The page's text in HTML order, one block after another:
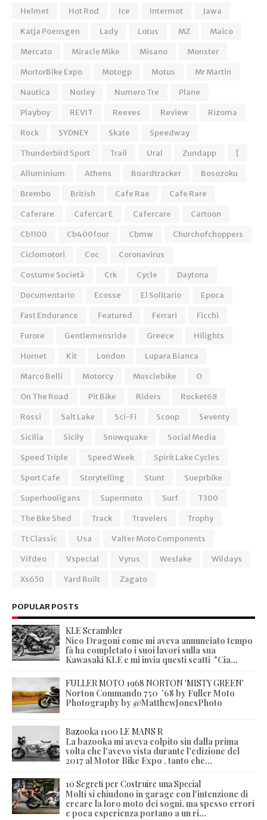
Helmet Hot Rod Ice Intermot
Jawa
Katja Poensgen
Lady Lotus MZ
Maico
Mercato
Miracle Mike Misano
Monster
MortorBike Expo
Motogp Motus
Mr Martin
Nautica
Norley Numero Tre
Plane
Playboy
REVIT Reeves Review
Rizoma
Rock
SYDNEY Skate
Speedway
Thunderbird Sport
Trail Ural Zundapp
[
Alluminium
Athens Boardtracker
Bosozoku
Brembo
British Cafe Rae
Cafe Rare
Caferare
Cafercar E Cafercare
Cartoon
Cb1100
Cb400four Cbmw
Churchofchoppers
Ciclomotori
Coc
Coronavirus
Costume Società
Crk Cycle
Daytona
Documentario
Ecosse El Solitario
Epoca
Fast Endurance
Featured Ferrari
Ficchi
Furore
Gentlemensride Greece
Hilights
Hornet
Kit London
Lupara Bianca
Marco Belli
Motorcy Musclebike
O
On The Road
Pit Bike Riders
Rocket68
Rossi
Salt Lake Sci-Fi Scoop
Seventy
Sicilia
Sicily Snowquake
Social Media
Speed Triple
Speed Week
Spirit Lake Cycles
Sport Cafe
Storytelling Stunt
Sueprbike
Superhooligans
Supermoto Surf
T300
The Bke Shed
Track Travelers
Trophy
Tt Classic
Usa
Valter Moto Components
Vifdeo
Vspecial Vyrus Weslake
Wildays
Xs650
Yard Built Zagato
POPULAR POSTS
KLE Scrambler
Nico Dragoni come mi aveva annunciato tempo
fà ha completato i suoi lavori sulla sua
Kawasaki KLE e mi invia questi scatti "Cia...
FULLER MOTO 1968 NORTON 'MISTY GREEN'
Norton Commando 750 '68 by Fuller Moto
Photography by @MatthewJonesPhoto
Bazooka 1100 LE MANS R
La bazooka mi aveva colpito sin dalla prima
volta che l'avevo vista durante l'edizione del
2017 al Motor Bike Expo , tanto che...
10 Segreti per Costruire una Special
Molti si chiudono in garage con l'intenzione di
creare la loro moto dei sogni, ma spesso errori
e poca esperienza portano a un ri...